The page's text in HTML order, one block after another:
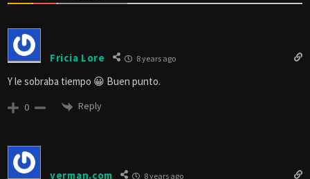
Fricia Lore 8 years ago
Y le sobraba tiempo 😀 Buen punto.
0 Reply
yerman.com 8 years ago